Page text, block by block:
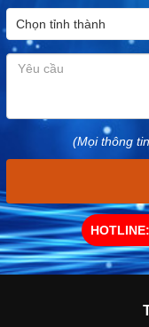
(Mọi thông